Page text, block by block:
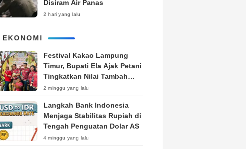
Disiram Air Panas
2 hari yang lalu
EKONOMI
‎Festival Kakao Lampung
Timur, Bupati Ela Ajak Petani
Tingkatkan Nilai Tambah
Produk
2 minggu yang lalu
Langkah Bank Indonesia
Menjaga Stabilitas Rupiah di
Tengah Penguatan Dolar AS
4 minggu yang lalu